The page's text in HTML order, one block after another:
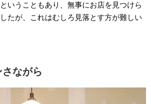
いうこともあり、無事にお店を見つけら
たが、これはむしろ見落とす方が難しい
ながら